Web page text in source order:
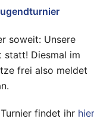
soweit: Unsere
statt! Diesmal im
frei also meldet
findet ihr hier